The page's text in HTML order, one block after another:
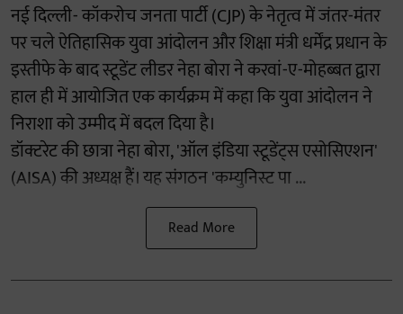
नई दिल्ली- कॉकरोच जनता पार्टी (CJP) के नेतृत्व में जंतर-मंतर
पर चले ऐतिहासिक युवा आंदोलन और शिक्षा मंत्री धर्मेंद्र प्रधान के
इस्तीफे के बाद स्टूडेंट लीडर नेहा बोरा ने करवां-ए-मोहब्बत द्वारा
हाल ही में आयोजित एक कार्यक्रम में कहा कि युवा आंदोलन ने
निराशा को उम्मीद में बदल दिया है।
डॉक्टरेट की छात्रा नेहा बोरा, 'ऑल इंडिया स्टूडेंट्स एसोसिएशन'
(AISA) की अध्यक्ष हैं। यह संगठन 'कम्युनिस्ट पा ...
Read More